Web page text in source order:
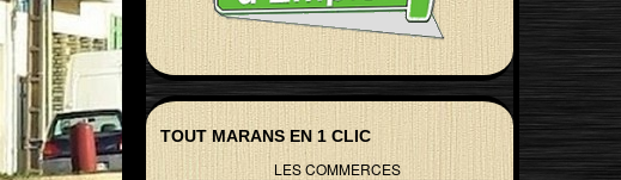
TOUT MARANS EN 1 CLIC
LES COMMERCES